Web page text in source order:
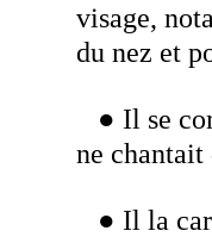
visage,
du nez et
● Il se
ne chantait
● Il la